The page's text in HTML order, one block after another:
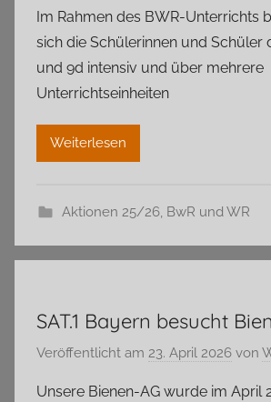
Im Rahmen des BWR-Unterrichts
sich die Schülerinnen und Schüler
und 9d intensiv und über mehrere
Unterrichtseinheiten
Weiterlesen
Aktionen 25/26, BwR und WR
SAT.1 Bayern besucht
Veröffentlicht am 23. April 2026 von
Unsere Bienen-AG wurde im April